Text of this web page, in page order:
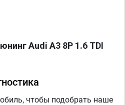
Audi A3 8P 1.6 TDI
чтобы подобрать наше